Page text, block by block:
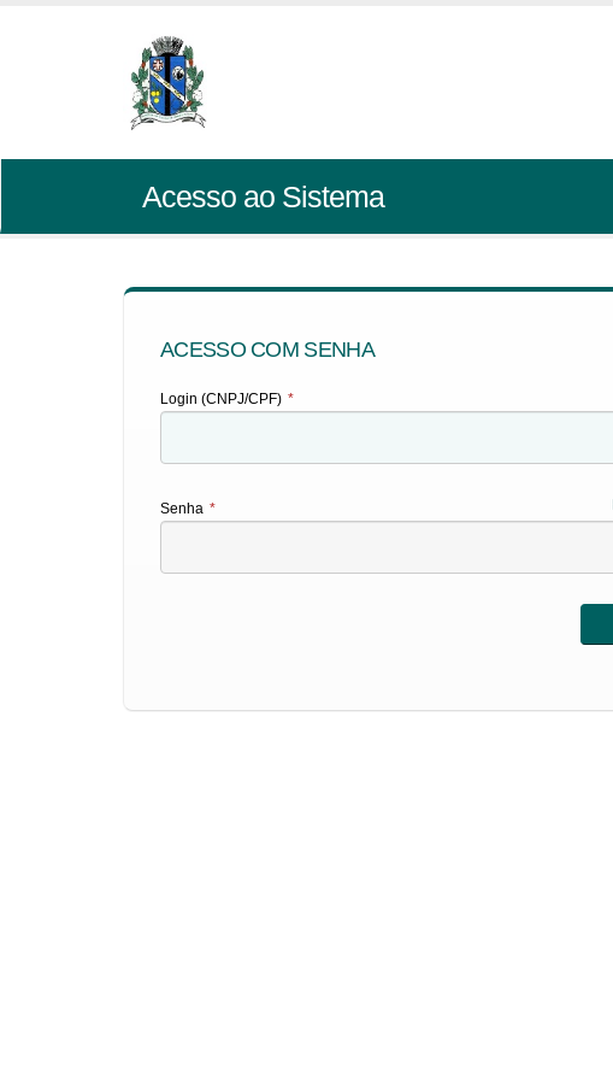
Acesso ao Sistema
ACESSO COM SENHA
Login (CNPJ/CPF) *
Senha *